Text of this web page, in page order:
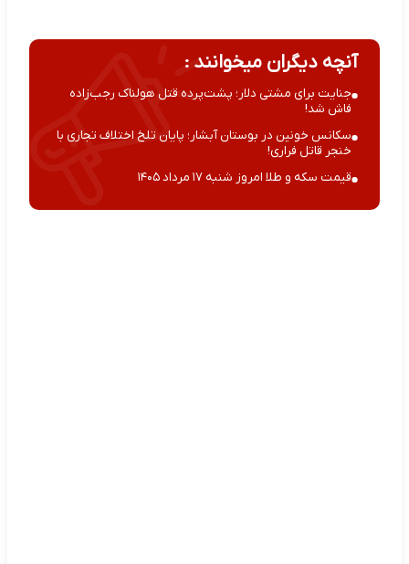
آنچه دیگران میخوانند :
جنایت برای مشتی دلار؛ پشت‌پرده قتل هولناک رجب‌زاده
فاش شد!
سکانس خونین در بوستان آبشار؛ پایان تلخ اختلاف تجاری با
خنجر قاتل فراری!
قیمت سکه و طلا امروز شنبه ۱۷ مرداد ۱۴۰۵